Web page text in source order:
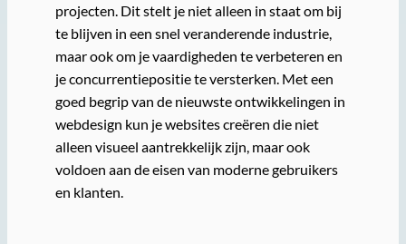
projecten. Dit stelt je niet alleen in staat om bij
te blijven in een snel veranderende industrie,
maar ook om je vaardigheden te verbeteren en
je concurrentiepositie te versterken. Met een
goed begrip van de nieuwste ontwikkelingen in
webdesign kun je websites creëren die niet
alleen visueel aantrekkelijk zijn, maar ook
voldoen aan de eisen van moderne gebruikers
en klanten.